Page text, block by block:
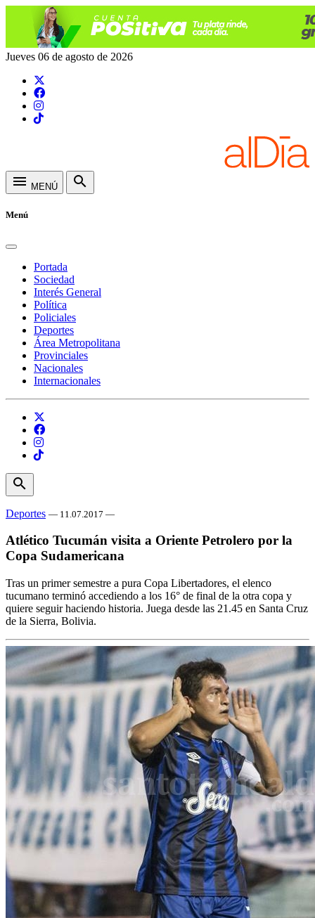
Jueves 06 de agosto de 2026
menu MENÚ search
Menú
Portada
Sociedad
Interés General
Política
Policiales
Deportes
Área Metropolitana
Provinciales
Nacionales
Internacionales
search
Deportes — 11.07.2017 —
Atlético Tucumán visita a Oriente Petrolero por la
Copa Sudamericana
Tras un primer semestre a pura Copa Libertadores, el elenco
tucumano terminó accediendo a los 16° de final de la otra copa y
quiere seguir haciendo historia. Juega desde las 21.45 en Santa Cruz
de la Sierra, Bolivia.